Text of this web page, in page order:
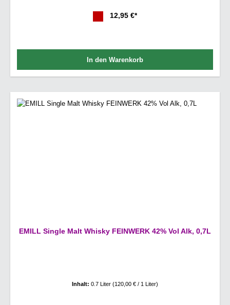
12,95 €*
In den Warenkorb
EMILL Single Malt Whisky FEINWERK 42% Vol Alk, 0,7L
Inhalt: 0.7 Liter (120,00 € / 1 Liter)